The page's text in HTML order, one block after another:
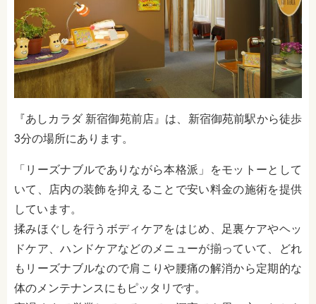
『あしカラダ 新宿御苑前店』は、新宿御苑前駅から徒歩
3分の場所にあります。
「リーズナブルでありながら本格派」をモットーとして
いて、店内の装飾を抑えることで安い料金の施術を提供
しています。
揉みほぐしを行うボディケアをはじめ、足裏ケアやヘッ
ドケア、ハンドケアなどのメニューが揃っていて、どれ
もリーズナブルなので肩こりや腰痛の解消から定期的な
体のメンテナンスにもピッタリです。